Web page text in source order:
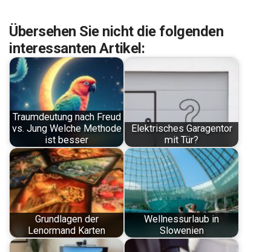
Übersehen Sie nicht die folgenden
interessanten Artikel:
Traumdeutung nach Freud
vs. Jung Welche Methode
ist besser
Elektrisches Garagentor
mit Tür?
Grundlagen der
Lenormand Karten
Wellnessurlaub in
Slowenien